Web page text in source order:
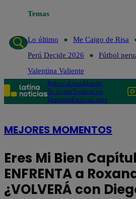
Temas
Lo último
Me Caigo de Risa
Perú Decide 2026
Fútbol
Valentina Valiente
PolíticaLimaMundo
Te ayudoTendencias
DeportesEspectáculos
MEJORES MOMENTOS
Eres Mi Bien
ENFRENTA a
¿VOLVERÁ con